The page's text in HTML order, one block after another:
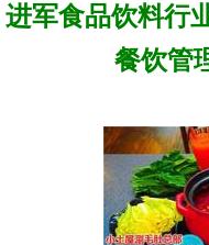
进军食品饮料行
餐饮管